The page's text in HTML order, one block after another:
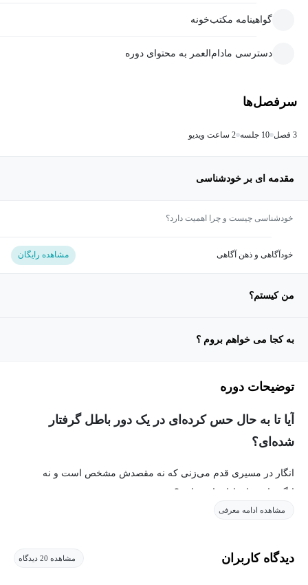
گواهینامه مکتب‌خونه
دسترسی مادام‌العمر به محتوای دوره
سرفصل‌ها
3 فصل 10 جلسه 2 ساعت ویدیو
مقدمه ای بر خودشناسی
خودشناسی چیست و چرا اهمیت دارد؟
خودآگاهی و ذهن آگاهی مشاهده رایگان
من کیستم؟
به کجا می خواهم بروم ؟
توضیحات دوره
آیا تا به حال حس کرده‌ای در یک دور باطل گرفتار
شده‌ای؟
انگار در مسیری قدم می‌زنی که نه مقصدش مشخص است و نه
انگیزه‌ای برای ادامه‌اش داری؟
یا شاید بارها تصمیم گرفته‌ای تغییری در خودت ایجاد کنی، اما بعد از چند
«ولش کن، خیلی سخته» یا «شاید اصلاً این راه درست نباشه!»
مشاهده ادامه معرفی
دیدگاه کاربران مشاهده 20 دیدگاه